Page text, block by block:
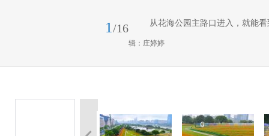
1 /16
从花海公园主路口进入，就能
华菊绵延成一片橙色海洋。记
辑：庄婷婷